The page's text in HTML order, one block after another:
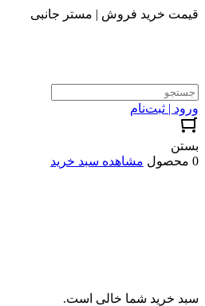
قیمت خرید فروش | مستر جانبی
ورود | ثبت‌نام
بستن
0 محصول
مشاهده سبد خرید
سبد خرید شما خالی است.